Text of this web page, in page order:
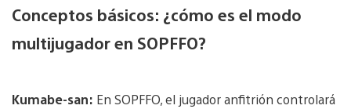
Conceptos básicos: ¿cómo es el modo
multijugador en SOPFFO?
Kumabe-san: En SOPFFO, el jugador anfitrión controlará